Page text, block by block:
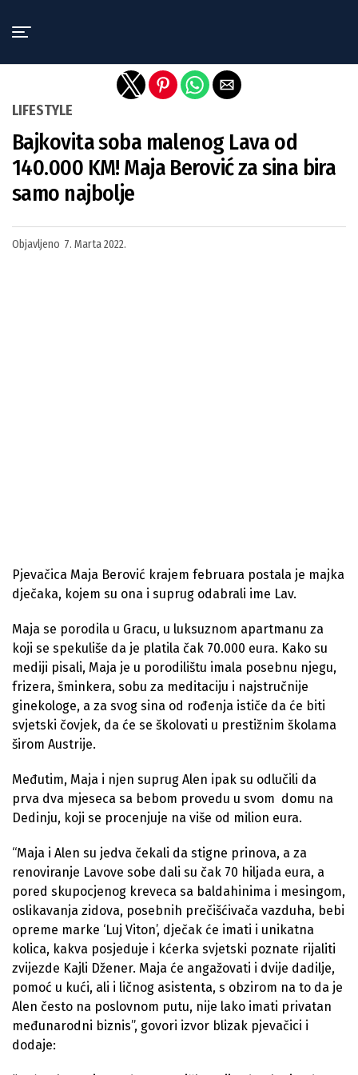
LIFESTYLE
Bajkovita soba malenog Lava od
140.000 KM! Maja Berović za sina bira
samo najbolje
Objavljeno 7. Marta 2022.
Pjevačica Maja Berović krajem februara postala je majka
dječaka, kojem su ona i suprug odabrali ime Lav.
Maja se porodila u Gracu, u luksuznom apartmanu za
koji se spekuliše da je platila čak 70.000 eura. Kako su
mediji pisali, Maja je u porodilištu imala posebnu njegu,
frizera, šminkera, sobu za meditaciju i najstručnije
ginekologe, a za svog sina od rođenja ističe da će biti
svjetski čovjek, da će se školovati u prestižnim školama
širom Austrije.
Međutim, Maja i njen suprug Alen ipak su odlučili da
prva dva mjeseca sa bebom provedu u svom domu na
Dedinju, koji se procenjuje na više od milion eura.
“Maja i Alen su jedva čekali da stigne prinova, a za
renoviranje Lavove sobe dali su čak 70 hiljada eura, a
pored skupocjenog kreveca sa baldahinima i mesingom,
oslikavanja zidova, posebnih prečišćivača vazduha, bebi
opreme marke ‘Luj Viton’, dječak će imati i unikatna
kolica, kakva posjeduje i kćerka svjetski poznate rijaliti
zvijezde Kajli Džener. Maja će angažovati i dvije dadilje,
pomoć u kući, ali i ličnog asistenta, s obzirom na to da je
Alen često na poslovnom putu, nije lako imati privatan
međunarodni biznis”, govori izvor blizak pjevačici i
dodaje: